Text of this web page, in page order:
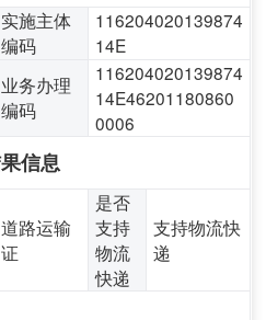
实施主体
编码
116204020139874
14E
业务办理
编码
116204020139874
14E46201180860
0006
信息
道路运输
证
是否
支持
物流
快递
支持物流快
递